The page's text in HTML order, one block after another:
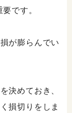
です。
が膨らんでい
決めておき、
損切りをしま